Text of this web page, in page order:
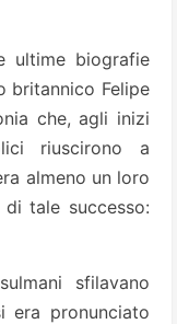
ultime biografie
britannico Felipe
che, agli inizi
riuscirono a
almeno un loro
tale successo:
sfilavano
era pronunciato